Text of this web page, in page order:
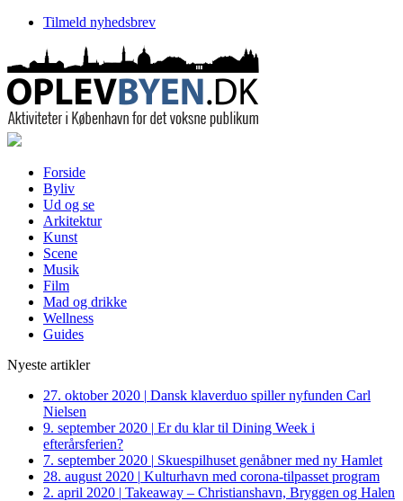
Tilmeld nyhedsbrev
Forside
Byliv
Ud og se
Arkitektur
Kunst
Scene
Musik
Film
Mad og drikke
Wellness
Guides
Nyeste artikler
27. oktober 2020 | Dansk klaverduo spiller nyfunden Carl
Nielsen
9. september 2020 | Er du klar til Dining Week i
efterårsferien?
7. september 2020 | Skuespilhuset genåbner med ny Hamlet
28. august 2020 | Kulturhavn med corona-tilpasset program
2. april 2020 | Takeaway – Christianshavn, Bryggen og Halen